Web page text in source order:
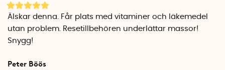
Älskar denna. Får plats med vitaminer och läkemedel
utan problem. Resetillbehören underlättar massor!
Snygg!
Peter Böös